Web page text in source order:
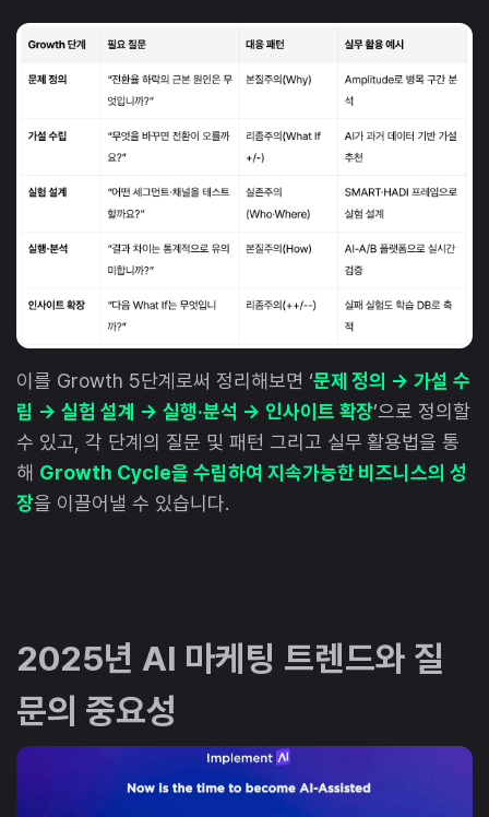
이를 Growth 5단계로써 정리해보면 ‘문제 정의 → 가설 수
립 → 실험 설계 → 실행·분석 → 인사이트 확장’으로 정의할
수 있고, 각 단계의 질문 및 패턴 그리고 실무 활용법을 통
해 Growth Cycle을 수립하여 지속가능한 비즈니스의 성
장을 이끌어낼 수 있습니다.
2025년 AI 마케팅 트렌드와 질
문의 중요성